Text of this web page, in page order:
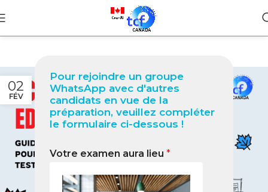
Pour rejoindre un groupe
WhatsApp avec d'autres
candidats en vue de la
préparation, veuillez compléter
le formulaire ci-dessous !
Votre examen aura lieu *
02
FÉV